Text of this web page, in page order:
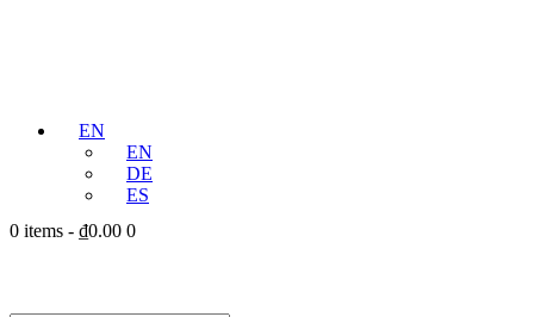
EN
EN
DE
ES
0 items - ₫0.00 0